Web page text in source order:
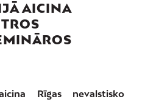
AICINA
Rīgas nevalstisko